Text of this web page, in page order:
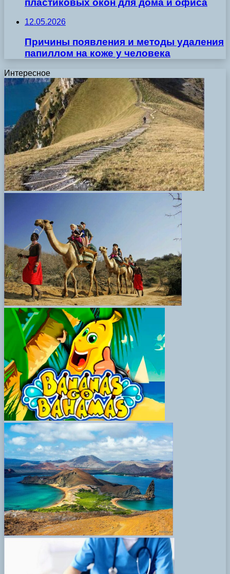
12.05.2026
Причины появления и методы удаления
папиллом на коже у человека
Интересное